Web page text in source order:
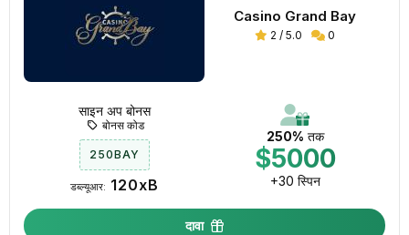
Casino Grand Bay
2 / 5.0 0
250% तक
$5000
+30 स्पिन
साइन अप बोनस
बोनस कोड
250BAY
डब्ल्यूआर: 120xB
दावा